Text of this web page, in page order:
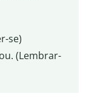
se)
(Lembrar-